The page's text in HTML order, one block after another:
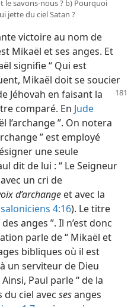
le savons-​nous ? b) Pourquoi
jette du ciel Satan ?
victoire au nom de
Mikaël et ses anges. Et
signifie “ Qui est
Mikaël doit se soucier
Jéhovah en faisant la
comparé. En Jude
l’archange ”. On notera
” est employé
une seule
dit de lui : “ Le Seigneur
un cri de
d’archange et avec la
4:16). Le titre
anges ”. Il n’est donc
parle de “ Mikaël et
bibliques où il est
un serviteur de Dieu
Paul parle “ de la
du ciel avec sesanges